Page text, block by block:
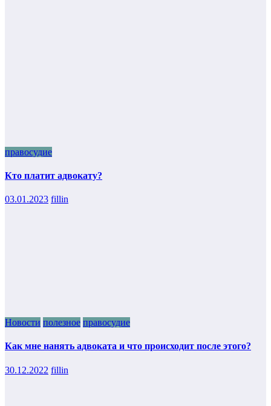
правосудие
Кто платит адвокату?
03.01.2023 fillin
Новости полезное правосудие
Как мне нанять адвоката и что происходит после этого?
30.12.2022 fillin